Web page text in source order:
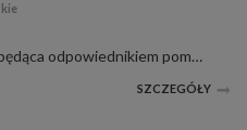
nowe, elektryczna pompa paliwa będąca odpowiednikiem pomp paliwa o nr 0580453914, 0580453904, 0580453905, 0580453908, 0580453909, 0580453914, 0580453915, 0580453922, 0580453923,PIERBURG 7.22042.51.0, 722042510, 7.22042.01.0, 722042010, OE VAG 191906091...
SZCZEGÓŁY